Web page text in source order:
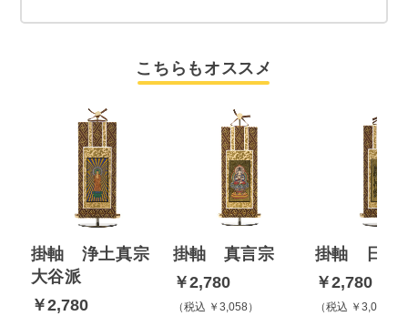
カートへ進む
合わせて購入する
閉じる
こちらもオススメ
掛軸 浄土真宗
大谷派
￥2,780
掛軸 真言宗
￥2,780
税込 ￥3,058
掛軸 日蓮
￥2,780
税込 ￥3,058